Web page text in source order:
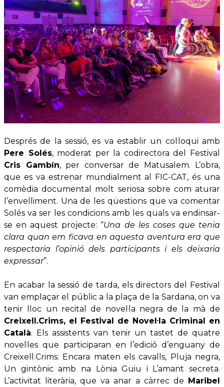
Després de la sessió, es va establir un col·loqui amb
Pere Solés, moderat per la codirectora del Festival
Cris Gambín, per conversar de Matusalem. L’obra,
que es va estrenar mundialment al FIC-CAT, és una
comèdia documental molt seriosa sobre com aturar
l’envelliment. Una de les qüestions que va comentar
Solés va ser les condicions amb les quals va endinsar-
se en aquest projecte: “Una de les coses que tenia
clara quan em ficava en aquesta aventura era que
respectaria l’opinió dels participants i els deixaria
expressar”.
En acabar la sessió de tarda, els directors del Festival
van emplaçar el públic a la plaça de la Sardana, on va
tenir lloc un recital de novel·la negra de la mà de
Creixell.Crims, el Festival de Novel·la Criminal en
Català. Els assistents van tenir un tastet de quatre
novel·les que participaran en l’edició d’enguany de
Creixell.Crims: Encara maten els cavalls, Pluja negra,
Un gintònic amb na Lònia Guiu i L’amant secreta.
L’activitat literària, que va anar a càrrec de Maribel